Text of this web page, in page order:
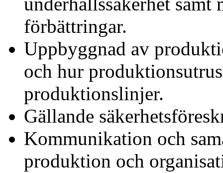
förbättringar.
Uppbyggnad av
och hur
produktionslinjer.
Gällande
Kommunikation och
produktion och